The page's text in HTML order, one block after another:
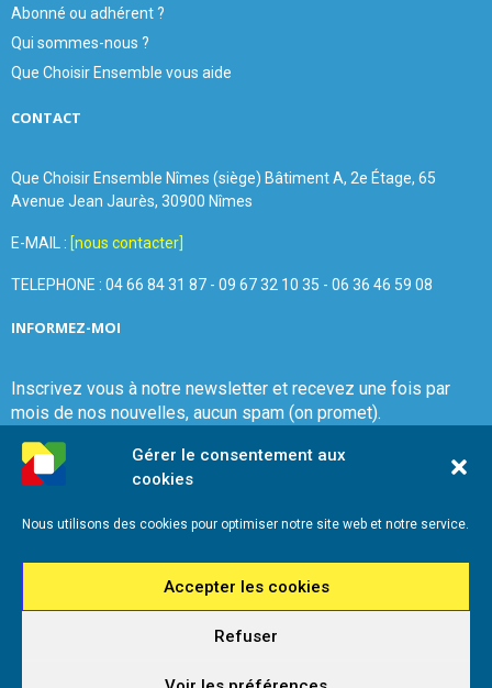
Gérer le consentement aux
cookies
Nous utilisons des cookies pour optimiser notre site web et notre service.
Accepter les cookies
Refuser
Abonné ou adhérent ?
Qui sommes-nous ?
Que Choisir Ensemble vous aide
CONTACT
Que Choisir Ensemble Nîmes (siège) Bâtiment A, 2e Étage, 65
Avenue Jean Jaurès, 30900 Nîmes
E-MAIL : [nous contacter]
TELEPHONE : 04 66 84 31 87 - 09 67 32 10 35 - 06 36 46 59 08
INFORMEZ-MOI
Inscrivez vous à notre newsletter et recevez une fois par
mois de nos nouvelles, aucun spam (on promet).